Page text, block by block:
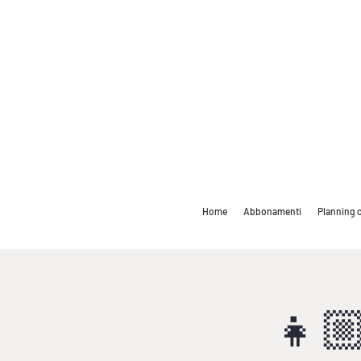
Home Abbonamenti Planning